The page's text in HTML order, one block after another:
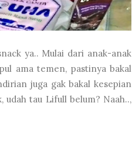
ya.. Mulai dari anak-anak
ama temen, pastinya bakal
juga gak bakal kesepian
udah tau Lifull belum? Naah..,